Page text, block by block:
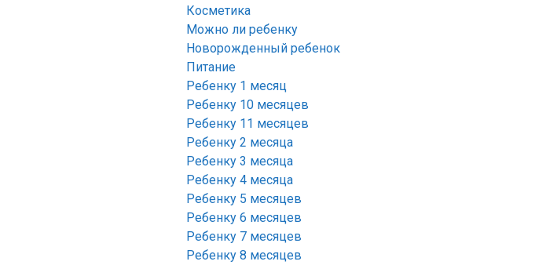
Косметика
Можно ли ребенку
Новорожденный ребенок
Питание
Ребенку 1 месяц
Ребенку 10 месяцев
Ребенку 11 месяцев
Ребенку 2 месяца
Ребенку 3 месяца
Ребенку 4 месяца
Ребенку 5 месяцев
Ребенку 6 месяцев
Ребенку 7 месяцев
Ребенку 8 месяцев